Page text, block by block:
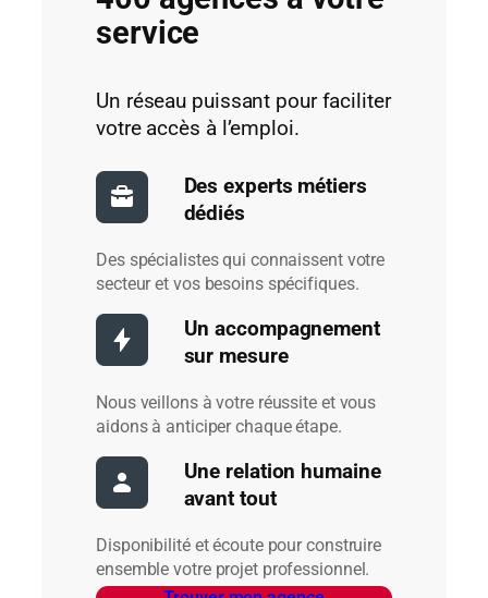
service
Un réseau puissant pour faciliter
votre accès à l’emploi.
Des experts métiers
dédiés
Des spécialistes qui connaissent votre
secteur et vos besoins spécifiques.
Un accompagnement
sur mesure
Nous veillons à votre réussite et vous
aidons à anticiper chaque étape.
Une relation humaine
avant tout
Disponibilité et écoute pour construire
ensemble votre projet professionnel.